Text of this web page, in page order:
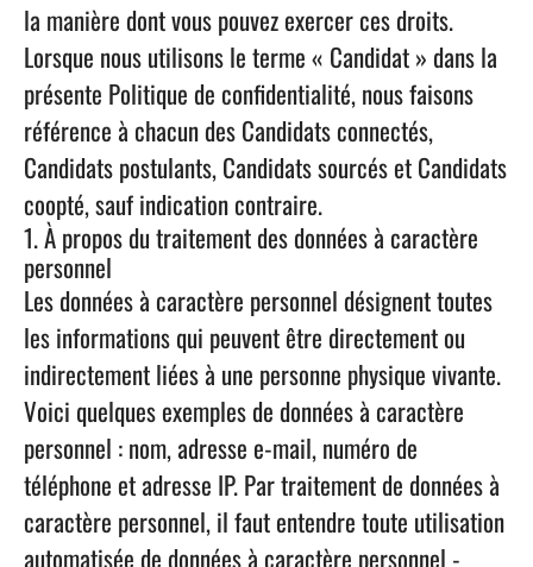
la manière dont vous pouvez exercer ces droits.
Lorsque nous utilisons le terme « Candidat » dans la
présente Politique de confidentialité, nous faisons
référence à chacun des Candidats connectés,
Candidats postulants, Candidats sourcés et Candidats
coopté, sauf indication contraire.
1. À propos du traitement des données à caractère
personnel
Les données à caractère personnel désignent toutes
les informations qui peuvent être directement ou
indirectement liées à une personne physique vivante.
Voici quelques exemples de données à caractère
personnel : nom, adresse e-mail, numéro de
téléphone et adresse IP. Par traitement de données à
caractère personnel, il faut entendre toute utilisation
automatisée de données à caractère personnel -